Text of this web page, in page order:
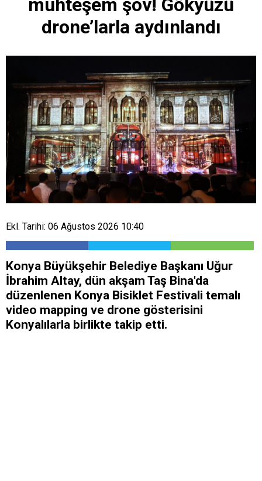
muhteşem şov! Gökyüzü
drone’larla aydınlandı
Ekl. Tarihi: 06 Ağustos 2026 10:40
Konya Büyükşehir Belediye Başkanı Uğur
İbrahim Altay, dün akşam Taş Bina'da
düzenlenen Konya Bisiklet Festivali temalı
video mapping ve drone gösterisini
Konyalılarla birlikte takip etti.